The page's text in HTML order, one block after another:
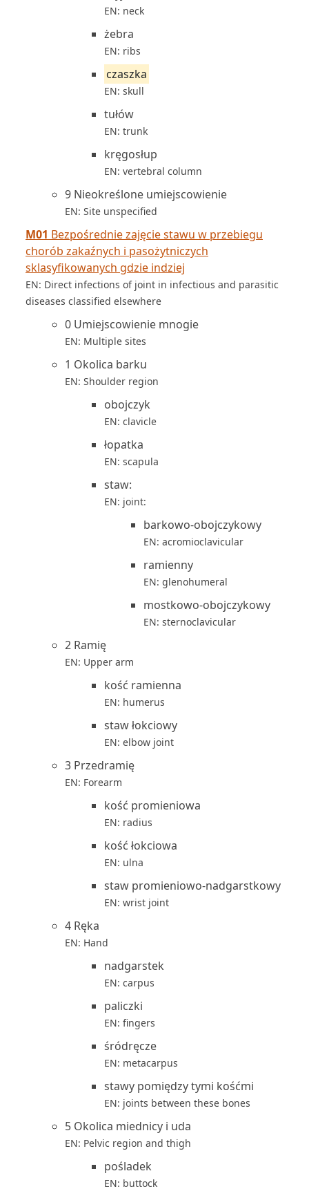
EN: neck
żebra
EN: ribs
czaszka
EN: skull
tułów
EN: trunk
kręgosłup
EN: vertebral column
9 Nieokreślone umiejscowienie
EN: Site unspecified
M01 Bezpośrednie zajęcie stawu w przebiegu
chorób zakaźnych i pasożytniczych
sklasyfikowanych gdzie indziej
EN: Direct infections of joint in infectious and parasitic
diseases classified elsewhere
0 Umiejscowienie mnogie
EN: Multiple sites
1 Okolica barku
EN: Shoulder region
obojczyk
EN: clavicle
łopatka
EN: scapula
staw:
EN: joint:
barkowo-obojczykowy
EN: acromioclavicular
ramienny
EN: glenohumeral
mostkowo-obojczykowy
EN: sternoclavicular
2 Ramię
EN: Upper arm
kość ramienna
EN: humerus
staw łokciowy
EN: elbow joint
3 Przedramię
EN: Forearm
kość promieniowa
EN: radius
kość łokciowa
EN: ulna
staw promieniowo-nadgarstkowy
EN: wrist joint
4 Ręka
EN: Hand
nadgarstek
EN: carpus
paliczki
EN: fingers
śródręcze
EN: metacarpus
stawy pomiędzy tymi kośćmi
EN: joints between these bones
5 Okolica miednicy i uda
EN: Pelvic region and thigh
pośladek
EN: buttock